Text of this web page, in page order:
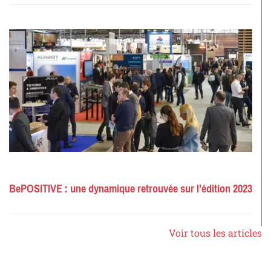
BePOSITIVE : une dynamique retrouvée sur l’édition 2023
Voir tous les articles